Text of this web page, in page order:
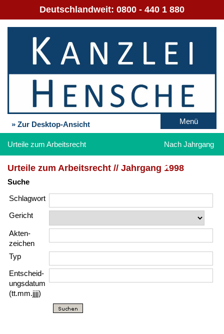
Deutschlandweit: 0800 - 440 1 880
» Zur Desktop-Ansicht Menü
Urteile zum Arbeitsrecht Nach Jahrgang
Urteile zum Arbeitsrecht // Jahrgang 1998
Suche
Schlag­wort
Gericht
Akten­
zeichen
Typ
Entscheid­
ungs­datum
(tt.mm.jjjj)